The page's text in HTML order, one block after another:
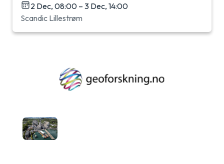
2 Dec, 08:00 – 3 Dec, 14:00
Scandic Lillestrøm